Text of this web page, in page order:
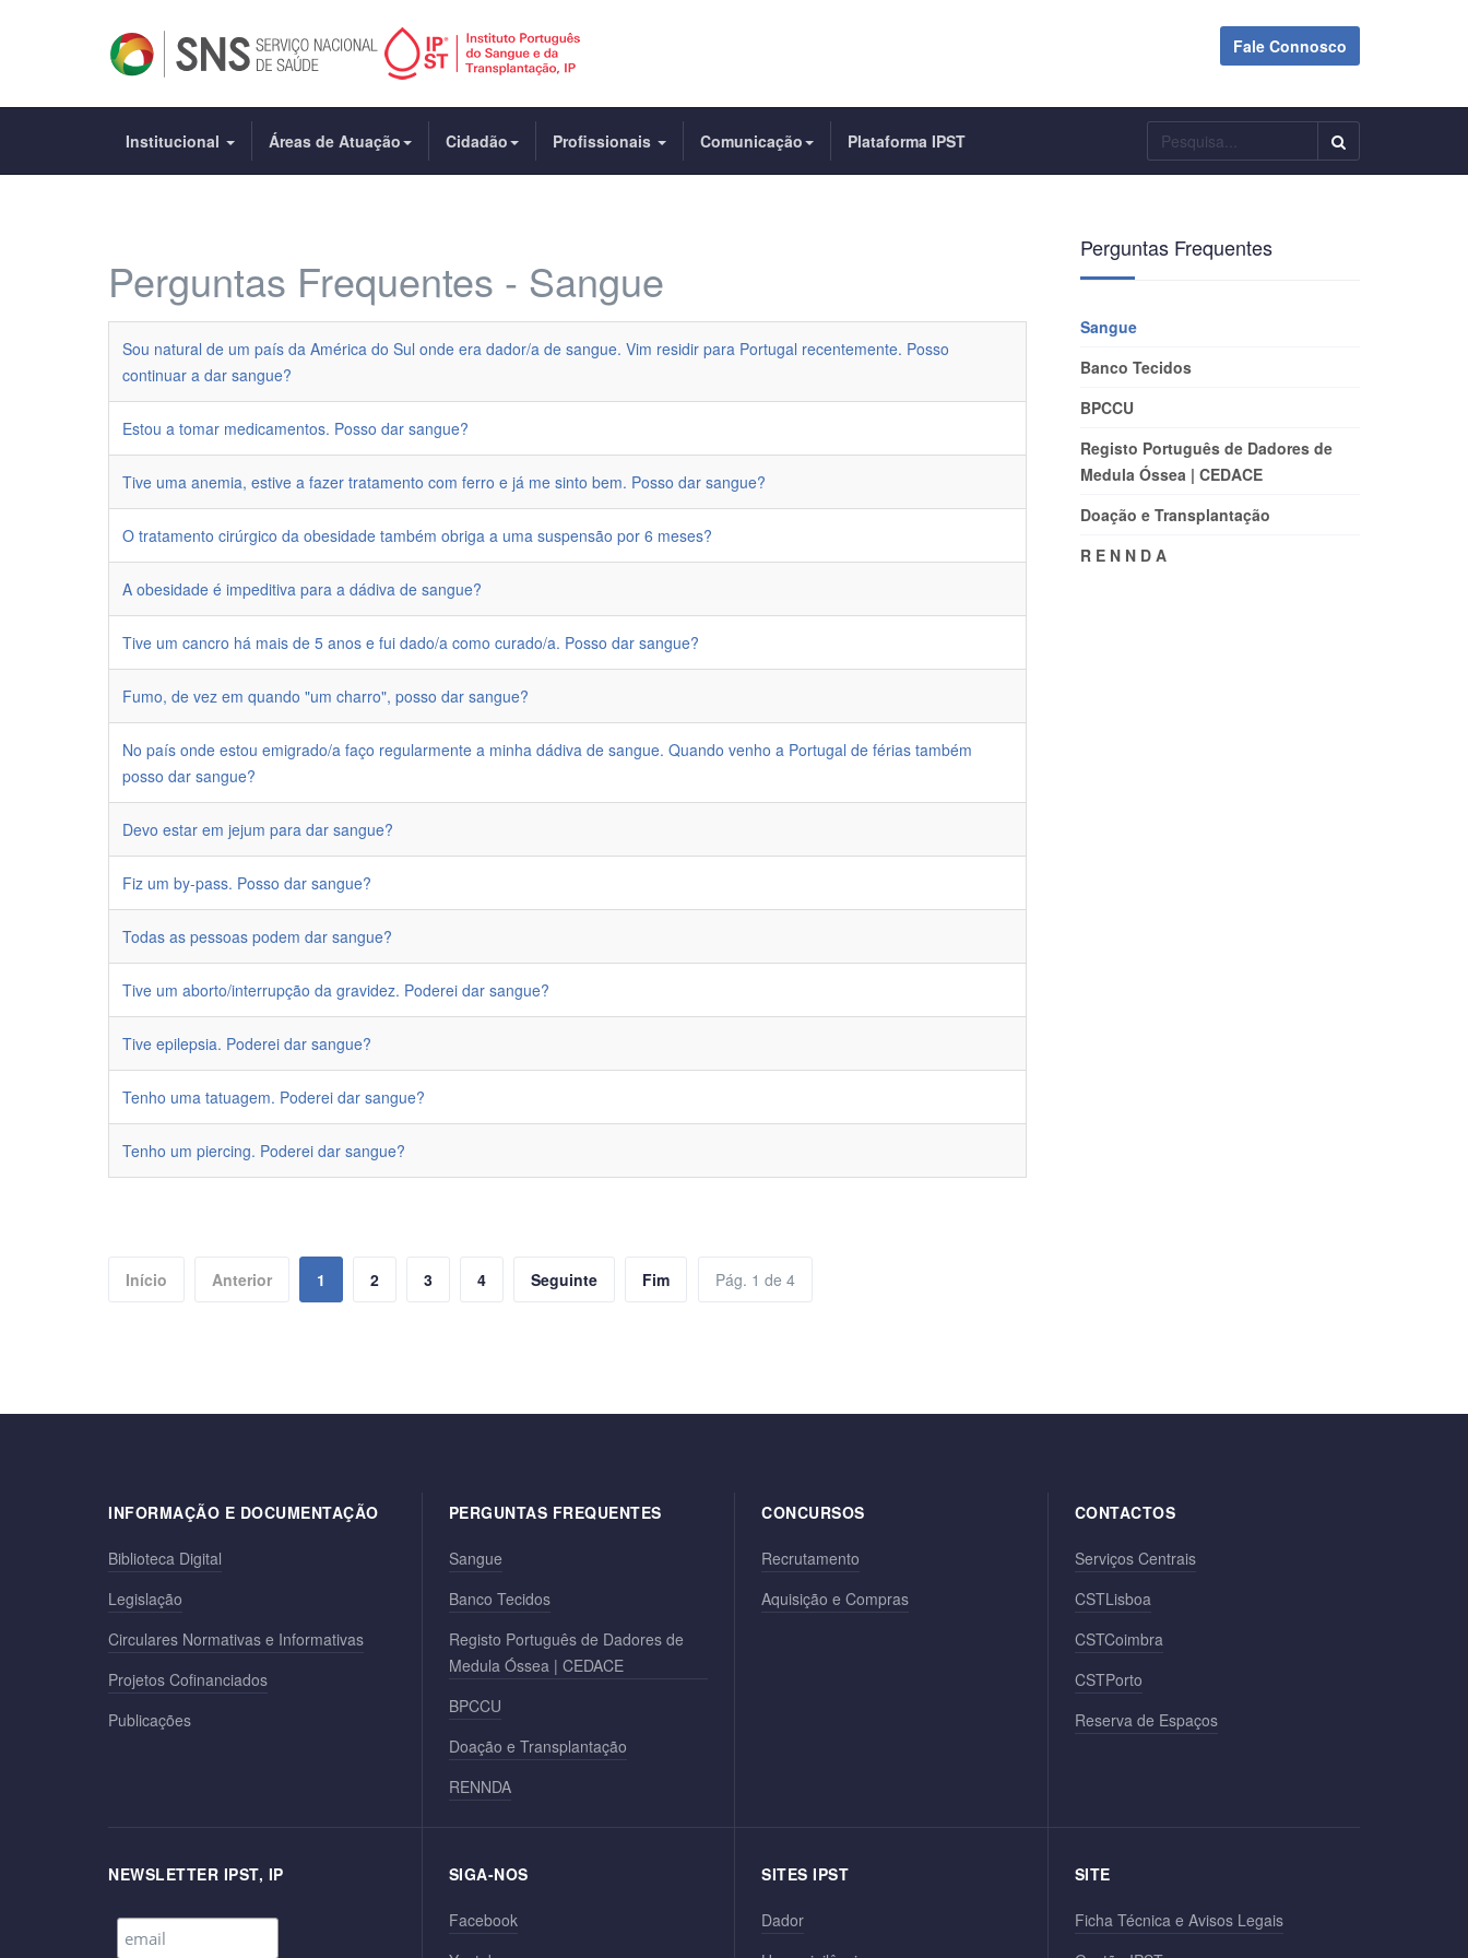
Fale Connosco
Institucional Áreas de Atuação Cidadão Profissionais Comunicação Plataforma IPST Pesquisar
Perguntas Frequentes - Sangue
Sou natural de um país da América do Sul onde era dador/a de sangue. Vim residir para Portugal recentemente. Posso
continuar a dar sangue?
Estou a tomar medicamentos. Posso dar sangue?
Tive uma anemia, estive a fazer tratamento com ferro e já me sinto bem. Posso dar sangue?
O tratamento cirúrgico da obesidade também obriga a uma suspensão por 6 meses?
A obesidade é impeditiva para a dádiva de sangue?
Tive um cancro há mais de 5 anos e fui dado/a como curado/a. Posso dar sangue?
Fumo, de vez em quando "um charro", posso dar sangue?
No país onde estou emigrado/a faço regularmente a minha dádiva de sangue. Quando venho a Portugal de férias também
posso dar sangue?
Devo estar em jejum para dar sangue?
Fiz um by-pass. Posso dar sangue?
Todas as pessoas podem dar sangue?
Tive um aborto/interrupção da gravidez. Poderei dar sangue?
Tive epilepsia. Poderei dar sangue?
Tenho uma tatuagem. Poderei dar sangue?
Tenho um piercing. Poderei dar sangue?
Pág. 1 de 4
Início Anterior 1 2 3 4 Seguinte Fim
Perguntas Frequentes
Sangue
Banco Tecidos
BPCCU
Registo Português de Dadores de
Medula Óssea | CEDACE
Doação e Transplantação
R E N N D A
INFORMAÇÃO E DOCUMENTAÇÃO
Biblioteca Digital
Legislação
Circulares Normativas e Informativas
Projetos Cofinanciados
Publicações
NEWSLETTER IPST, IP
PERGUNTAS FREQUENTES
Sangue
Banco Tecidos
Registo Português de Dadores de
Medula Óssea | CEDACE
BPCCU
Doação e Transplantação
RENNDA
SIGA-NOS
Facebook
CONCURSOS
Recrutamento
Aquisição e Compras
SITES IPST
Dador
CONTACTOS
Serviços Centrais
CSTLisboa
CSTCoimbra
CSTPorto
Reserva de Espaços
SITE
Ficha Técnica e Avisos Legais